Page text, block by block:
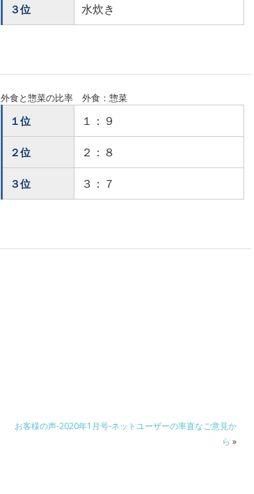
３位 水炊き
外食と惣菜の比率 外食：惣菜
１位 １：９
２位 ２：８
３位 ３：７
お客様の声-2020年1月号-ネットユーザーの率直なご意見か
ら »